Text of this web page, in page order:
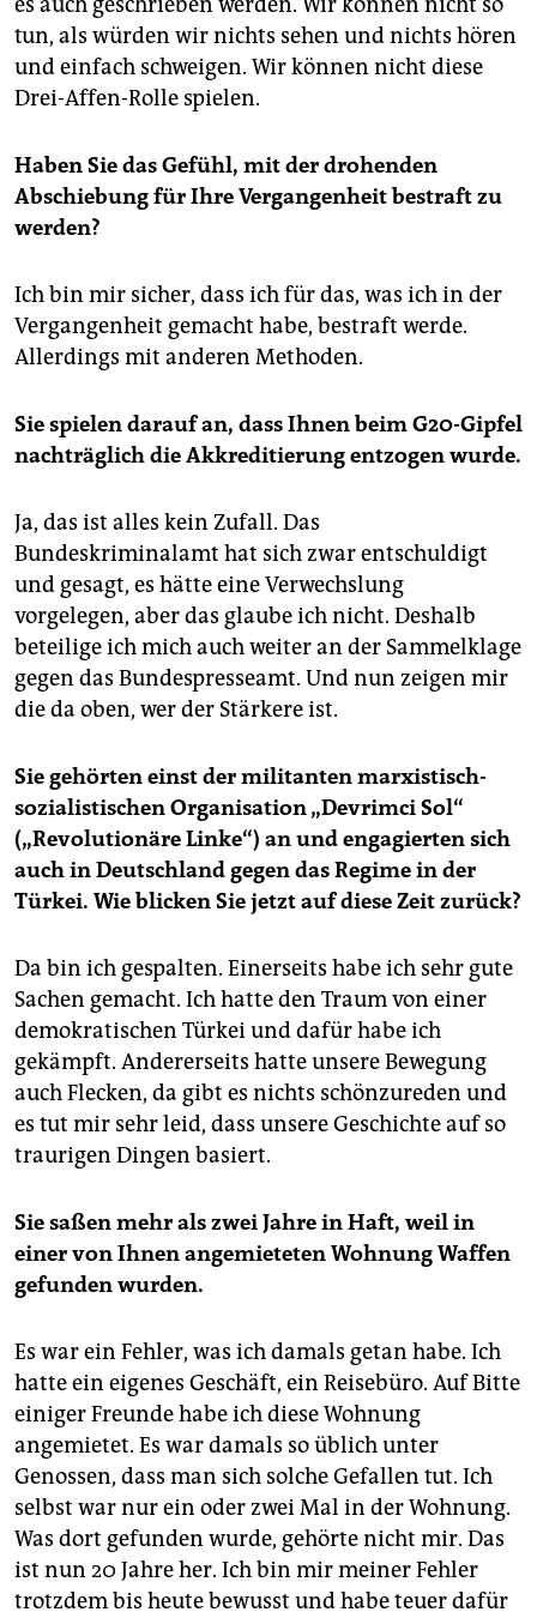
tun, als würden wir nichts sehen und nichts hören
und einfach schweigen. Wir können nicht diese
Drei-Affen-Rolle spielen.
Haben Sie das Gefühl, mit der drohenden
Abschiebung für Ihre Vergangenheit bestraft zu
werden?
Ich bin mir sicher, dass ich für das, was ich in der
Vergangenheit gemacht habe, bestraft werde.
Allerdings mit anderen Methoden.
Sie spielen darauf an, dass Ihnen beim G20-Gipfel
nachträglich die Akkreditierung entzogen wurde.
Ja, das ist alles kein Zufall. Das
Bundeskriminalamt hat sich zwar entschuldigt
und gesagt, es hätte eine Verwechslung
vorgelegen, aber das glaube ich nicht. Deshalb
beteilige ich mich auch weiter an der Sammelklage
gegen das Bundespresseamt. Und nun zeigen mir
die da oben, wer der Stärkere ist.
Sie gehörten einst der militanten marxistisch-
sozialistischen Organisation „Devrimci Sol“
(„Revolutionäre Linke“) an und engagierten sich
auch in Deutschland gegen das Regime in der
Türkei. Wie blicken Sie jetzt auf diese Zeit zurück?
Da bin ich gespalten. Einerseits habe ich sehr gute
Sachen gemacht. Ich hatte den Traum von einer
demokratischen Türkei und dafür habe ich
gekämpft. Andererseits hatte unsere Bewegung
auch Flecken, da gibt es nichts schönzureden und
es tut mir sehr leid, dass unsere Geschichte auf so
traurigen Dingen basiert.
Sie saßen mehr als zwei Jahre in Haft, weil in
einer von Ihnen angemieteten Wohnung Waffen
gefunden wurden.
Es war ein Fehler, was ich damals getan habe. Ich
hatte ein eigenes Geschäft, ein Reisebüro. Auf Bitte
einiger Freunde habe ich diese Wohnung
angemietet. Es war damals so üblich unter
Genossen, dass man sich solche Gefallen tut. Ich
selbst war nur ein oder zwei Mal in der Wohnung.
Was dort gefunden wurde, gehörte nicht mir. Das
ist nun 20 Jahre her. Ich bin mir meiner Fehler
trotzdem bis heute bewusst und habe teuer dafür